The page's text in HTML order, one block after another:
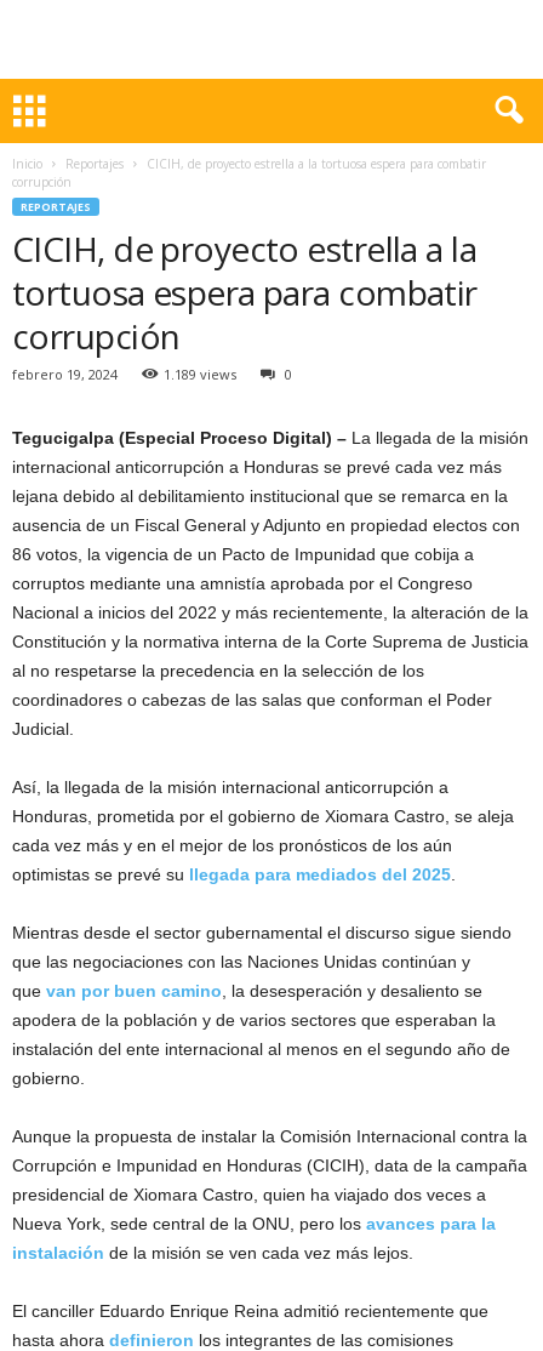
Inicio Reportajes
CICIH, de proyecto estrella a la tortuosa espera para combatir
corrupción
REPORTAJES
CICIH, de proyecto estrella a la
tortuosa espera para combatir
corrupción
febrero 19, 2024 1.189 views 0
Tegucigalpa (Especial Proceso Digital) – La llegada de la misión
internacional anticorrupción a Honduras se prevé cada vez más
lejana debido al debilitamiento institucional que se remarca en la
ausencia de un Fiscal General y Adjunto en propiedad electos con
86 votos, la vigencia de un Pacto de Impunidad que cobija a
corruptos mediante una amnistía aprobada por el Congreso
Nacional a inicios del 2022 y más recientemente, la alteración de la
Constitución y la normativa interna de la Corte Suprema de Justicia
al no respetarse la precedencia en la selección de los
coordinadores o cabezas de las salas que conforman el Poder
Judicial.
Así, la llegada de la misión internacional anticorrupción a
Honduras, prometida por el gobierno de Xiomara Castro, se aleja
cada vez más y en el mejor de los pronósticos de los aún
optimistas se prevé su llegada para mediados del 2025
Mientras desde el sector gubernamental el discurso sigue siendo
que las negociaciones con las Naciones Unidas continúan y
que van por buen camino , la desesperación y desaliento se
apodera de la población y de varios sectores que esperaban la
instalación del ente internacional al menos en el segundo año de
gobierno.
Aunque la propuesta de instalar la Comisión Internacional contra la
Corrupción e Impunidad en Honduras (CICIH), data de la campaña
presidencial de Xiomara Castro, quien ha viajado dos veces a
Nueva York, sede central de la ONU, pero los avances para la
instalación de la misión se ven cada vez más lejos.
El canciller Eduardo Enrique Reina admitió recientemente que
hasta ahora definieron los integrantes de las comisiones